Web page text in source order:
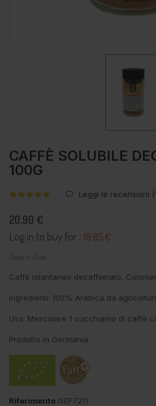
CAFFÈ SOLUBILE
100G
Leggi le recensioni (
20,90 €
Log in to buy for : 19.85 €
Tasse incluse
Caffè istantaneo decaffeinato.
Ingredienti: 100% Arabica da
Uso: Mescolare 1 cucchiaino di caffè
Prodotto in Germania
Riferimento GEP7211